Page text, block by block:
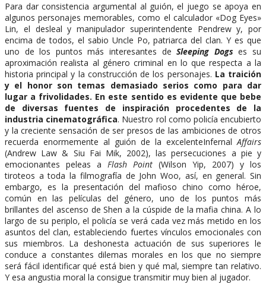
Para dar consistencia argumental al guión, el juego se apoya en
algunos personajes memorables, como el calculador «Dog Eyes»
Lin, el desleal y manipulador superintendente Pendrew y, por
encima de todos, el sabio Uncle Po, patriarca del clan. Y es que
uno de los puntos más interesantes deSleeping Dogs es su
aproximación realista al género criminal en lo que respecta a la
historia principal y la construcción de los personajes. La traición
y el honor son temas demasiado serios como para dar
lugar a frivolidades. En este sentido es evidente que bebe
de diversas fuentes de inspiración procedentes de la
industria cinematográfica. Nuestro rol como policía encubierto
y la creciente sensación de ser presos de las ambiciones de otros
recuerda enormemente al guión de la excelenteInfernalAffairs
(Andrew Law & Siu Fai Mik, 2002), las persecuciones a pie y
emocionantes peleas a Flash Point (Wilson Yip, 2007) y los
tiroteos a toda la filmografía de John Woo, así, en general. Sin
embargo, es la presentación del mafioso chino como héroe,
común en las películas del género, uno de los puntos más
brillantes del ascenso de Shen a la cúspide de la mafia china. A lo
largo de su periplo, el policía se verá cada vez más metido en los
asuntos del clan, estableciendo fuertes vínculos emocionales con
sus miembros. La deshonesta actuación de sus superiores le
conduce a constantes dilemas morales en los que no siempre
será fácil identificar qué está bien y qué mal, siempre tan relativo.
Y esa angustia moral la consigue transmitir muy bien al jugador.